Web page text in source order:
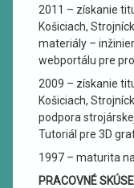
2011 – získanie
Košiciach,
materiály –
webportálu pre
2009 – získanie
Košiciach,
podpora
Tutoriál pre 3D
1997 – maturita
PRACOVNÉ